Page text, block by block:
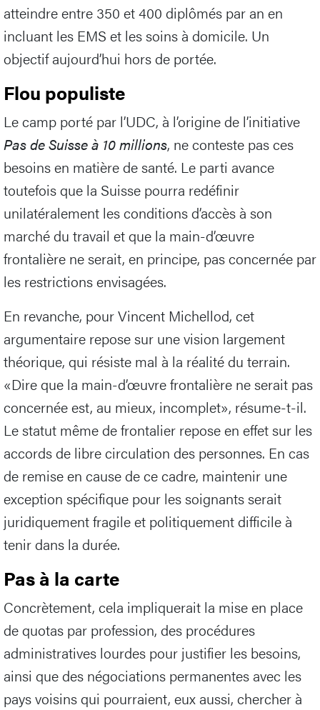
atteindre entre 350 et 400 diplômés par an en
incluant les EMS et les soins à domicile. Un
objectif aujourd’hui hors de portée.
Flou populiste
Le camp porté par l’UDC, à l’origine de l’initiative
Pas de Suisse à 10 millions, ne conteste pas ces
besoins en matière de santé. Le parti avance
toutefois que la Suisse pourra redéfinir
unilatéralement les conditions d’accès à son
marché du travail et que la main-d’œuvre
frontalière ne serait, en principe, pas concernée par
les restrictions envisagées.
En revanche, pour Vincent Michellod, cet
argumentaire repose sur une vision largement
théorique, qui résiste mal à la réalité du terrain.
«Dire que la main-d’œuvre frontalière ne serait pas
concernée est, au mieux, incomplet», résume-t-il.
Le statut même de frontalier repose en effet sur les
accords de libre circulation des personnes. En cas
de remise en cause de ce cadre, maintenir une
exception spécifique pour les soignants serait
juridiquement fragile et politiquement difficile à
tenir dans la durée.
Pas à la carte
Concrètement, cela impliquerait la mise en place
de quotas par profession, des procédures
administratives lourdes pour justifier les besoins,
ainsi que des négociations permanentes avec les
pays voisins qui pourraient, eux aussi, chercher à